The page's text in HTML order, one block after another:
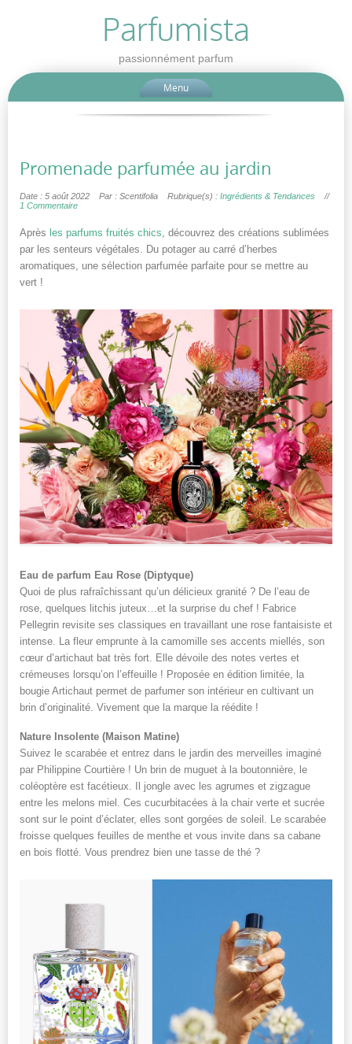
Parfumista
passionnément parfum
Menu
Promenade parfumée au jardin
Date : 5 août 2022 Par : Scentifolia Rubrique(s) : Ingrédients & Tendances
//
1 Commentaire
Après les parfums fruités chics, découvrez des créations sublimées
par les senteurs végétales. Du potager au carré d’herbes
aromatiques, une sélection parfumée parfaite pour se mettre au
vert !
Eau de parfum Eau Rose (Diptyque)
Quoi de plus rafraîchissant qu’un délicieux granité ? De l’eau de
rose, quelques litchis juteux…et la surprise du chef ! Fabrice
Pellegrin revisite ses classiques en travaillant une rose fantaisiste et
intense. La fleur emprunte à la camomille ses accents miellés, son
cœur d’artichaut bat très fort. Elle dévoile des notes vertes et
crémeuses lorsqu’on l’effeuille ! Proposée en édition limitée, la
bougie Artichaut permet de parfumer son intérieur en cultivant un
brin d’originalité. Vivement que la marque la réédite !
Nature Insolente (Maison Matine)
Suivez le scarabée et entrez dans le jardin des merveilles imaginé
par Philippine Courtière ! Un brin de muguet à la boutonnière, le
coléoptère est facétieux. Il jongle avec les agrumes et zigzague
entre les melons miel. Ces cucurbitacées à la chair verte et sucrée
sont sur le point d’éclater, elles sont gorgées de soleil. Le scarabée
froisse quelques feuilles de menthe et vous invite dans sa cabane
en bois flotté. Vous prendrez bien une tasse de thé ?